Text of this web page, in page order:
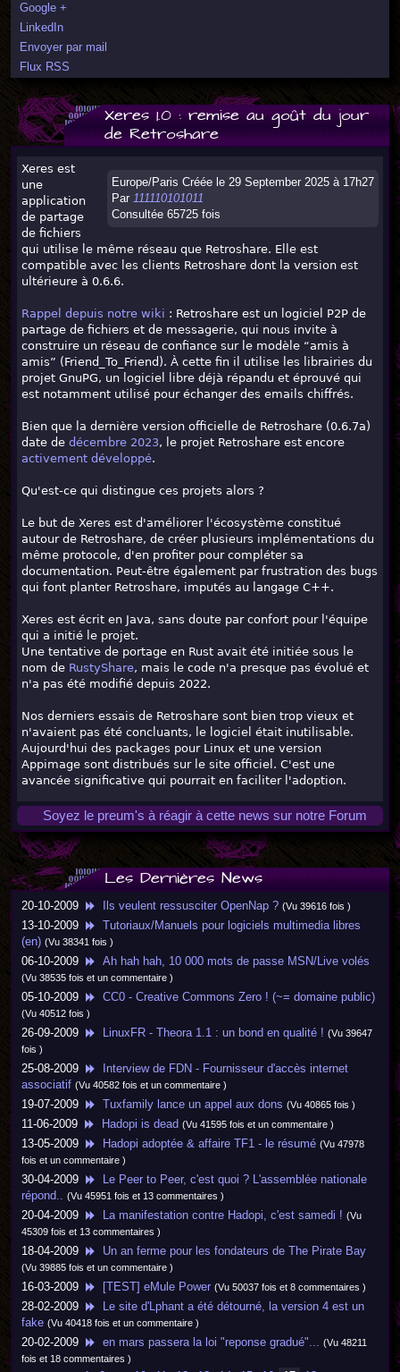
Google +
LinkedIn
Envoyer par mail
Flux RSS
Xeres 1.0 : remise au goût du jour
de Retroshare
Europe/Paris Créée le 29 September 2025 à 17h27
Par 111110101011
Consultée 65725 fois
Xeres est
une
application
de partage
de fichiers
qui utilise le même réseau que Retroshare. Elle est
compatible avec les clients Retroshare dont la version est
ultérieure à 0.6.6.
Rappel depuis notre wiki : Retroshare est un logiciel P2P de
partage de fichiers et de messagerie, qui nous invite à
construire un réseau de confiance sur le modèle “amis à
amis” (Friend_To_Friend). À cette fin il utilise les librairies du
projet GnuPG, un logiciel libre déjà répandu et éprouvé qui
est notamment utilisé pour échanger des emails chiffrés.
Bien que la dernière version officielle de Retroshare (0.6.7a)
date de décembre 2023, le projet Retroshare est encore
activement développé.
Qu'est-ce qui distingue ces projets alors ?
Le but de Xeres est d'améliorer l'écosystème constitué
autour de Retroshare, de créer plusieurs implémentations du
même protocole, d'en profiter pour compléter sa
documentation. Peut-être également par frustration des bugs
qui font planter Retroshare, imputés au langage C++.
Xeres est écrit en Java, sans doute par confort pour l'équipe
qui a initié le projet.
Une tentative de portage en Rust avait été initiée sous le
nom de RustyShare, mais le code n'a presque pas évolué et
n'a pas été modifié depuis 2022.
Nos derniers essais de Retroshare sont bien trop vieux et
n'avaient pas été concluants, le logiciel était inutilisable.
Aujourd'hui des packages pour Linux et une version
Appimage sont distribués sur le site officiel. C'est une
avancée significative qui pourrait en faciliter l'adoption.
Soyez le preum's à réagir à cette news sur notre Forum
Les Dernières News
20-10-2009 Ils veulent ressusciter OpenNap ? (Vu 39616 fois )
13-10-2009
Tutoriaux/Manuels pour logiciels multimedia libres
(en) (Vu 38341 fois )
06-10-2009 Ah hah hah, 10 000 mots de passe MSN/Live volés
(Vu 38535 fois et un commentaire )
05-10-2009 CC0 - Creative Commons Zero ! (~= domaine public)
(Vu 40512 fois )
26-09-2009 LinuxFR - Theora 1.1 : un bond en qualité ! (Vu 39647
fois )
25-08-2009
Interview de FDN - Fournisseur d'accès internet
associatif (Vu 40582 fois et un commentaire )
19-07-2009 Tuxfamily lance un appel aux dons (Vu 40865 fois )
11-06-2009 Hadopi is dead (Vu 41595 fois et un commentaire )
13-05-2009 Hadopi adoptée & affaire TF1 - le résumé (Vu 47978
fois et un commentaire )
30-04-2009
Le Peer to Peer, c'est quoi ? L'assemblée nationale
répond.. (Vu 45951 fois et 13 commentaires )
20-04-2009 La manifestation contre Hadopi, c'est samedi ! (Vu
45309 fois et 13 commentaires )
18-04-2009 Un an ferme pour les fondateurs de The Pirate Bay
(Vu 39885 fois et un commentaire )
16-03-2009 [TEST] eMule Power (Vu 50037 fois et 8 commentaires )
28-02-2009
Le site d'Lphant a été détourné, la version 4 est un
fake (Vu 40418 fois et un commentaire )
20-02-2009 en mars passera la loi "reponse gradué"... (Vu 48211
fois et 18 commentaires )